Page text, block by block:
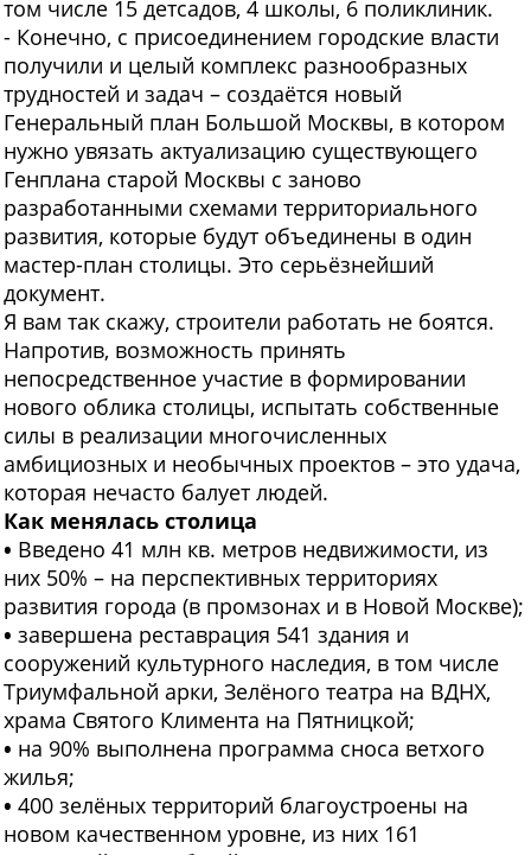
том числе 15 детсадов, 4 школы, 6 поликлиник.
- Конечно, с присоединением городские власти
получили и целый комплекс разнообразных
трудностей и задач – создаётся новый
Генеральный план Большой Москвы, в котором
нужно увязать актуализацию существующего
Генплана старой Москвы с заново
разработанными схемами территориального
развития, которые будут объединены в один
мастер-план столицы. Это серьёзнейший
документ.
Я вам так скажу, строители работать не боятся.
Напротив, возможность принять
непосредственное участие в формировании
нового облика столицы, испытать собственные
силы в реализации многочисленных
амбициозных и необычных проектов – это удача,
которая нечасто балует людей.
Как менялась столица
• Введено 41 млн кв. метров недвижимости, из
них 50% – на перспективных территориях
развития города (в промзонах и в Новой Москве);
• завершена реставрация 541 здания и
сооружений культурного наследия, в том числе
Триумфальной арки, Зелёного театра на ВДНХ,
храма Святого Климента на Пятницкой;
• на 90% выполнена программа сноса ветхого
жилья;
• 400 зелёных территорий благоустроены на
новом качественном уровне, из них 161